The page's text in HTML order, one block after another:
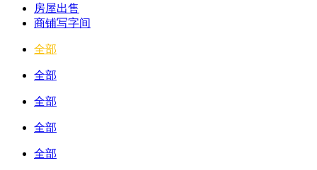
房屋出售
商铺写字间
全部
全部
全部
全部
全部